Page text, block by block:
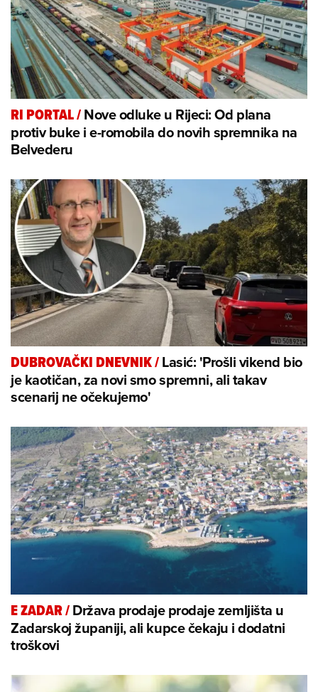
RI PORTAL/Nove odluke u Rijeci: Od plana
protiv buke i e-romobila do novih spremnika na
Belvederu
DUBROVAČKI DNEVNIK/Lasić: 'Prošli vikend bio
je kaotičan, za novi smo spremni, ali takav
scenarij ne očekujemo'
E ZADAR/Država prodaje prodaje zemljišta u
Zadarskoj županiji, ali kupce čekaju i dodatni
troškovi